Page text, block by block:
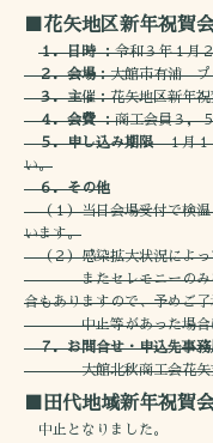
■花矢地区新年祝賀
１．日時：令和３年１月
２．会場：大館市有浦 プ
３．主催：花矢地区新年
４．会費：商工会員３，
５．申し込み期限１月１
い。
６．その他
（１）当日会場受付で検温
います。
（２）感染拡大状況によっ
またセレモニーのみを行
合もありますので、予めご
中止等があった場合は参
７．お問合せ・申込先事務
大館北秋商工会花矢
■田代地域新年祝賀
中止となりました。